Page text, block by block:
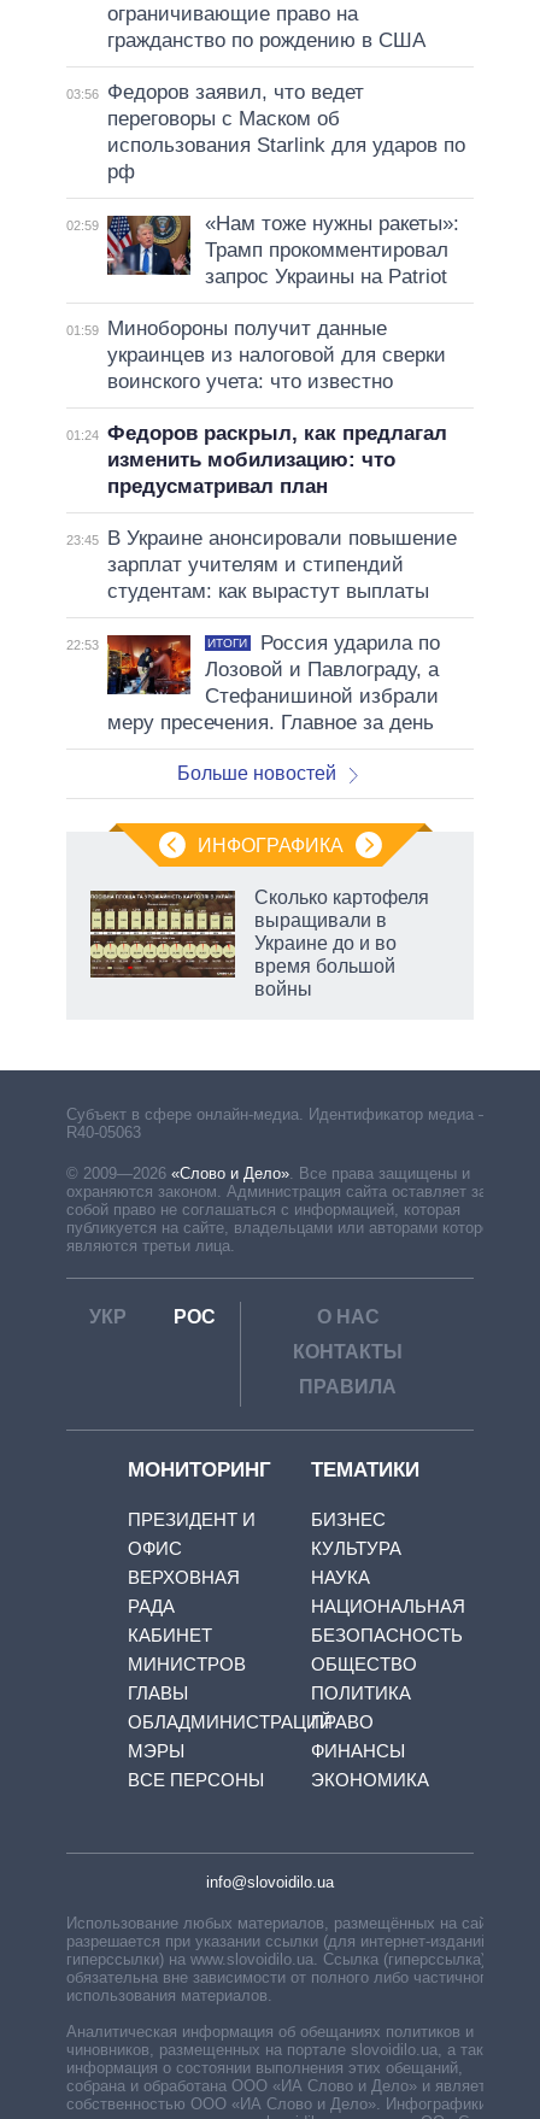
ограничивающие право на
гражданство по рождению в США
03:56
Федоров заявил, что ведет
переговоры с Маском об
использования Starlink для ударов по
рф
02:59
«Нам тоже нужны ракеты»:
Трамп прокомментировал
запрос Украины на Patriot
01:59
Минобороны получит данные
украинцев из налоговой для сверки
воинского учета: что известно
01:24 Федоров раскрыл, как предлагал
изменить мобилизацию: что
предусматривал план
23:45
В Украине анонсировали повышение
зарплат учителям и стипендий
студентам: как вырастут выплаты
22:53 ИТОГИ
Россия ударила по
Лозовой и Павлограду, а
Стефанишиной избрали
меру пресечения. Главное за день
Больше новостей
ИНФОГРАФИКА
Сколько картофеля
выращивали в
Украине до и во
время большой
войны
Субъект в сфере онлайн-медиа. Идентификатор медиа –
R40-05063
© 2009—2026 «Слово и Дело» Все права защищены и
охраняются законом. Администрация сайта оставляет за
собой право не соглашаться с информацией, которая
публикуется на сайте, владельцами или авторами которой
являются третьи лица.
УКР РОС
О НАС
КОНТАКТЫ
ПРАВИЛА
МОНИТОРИНГ
ПРЕЗИДЕНТ И
ОФИС
ВЕРХОВНАЯ
РАДА
КАБИНЕТ
МИНИСТРОВ
ГЛАВЫ
ОБЛАДМИНИСТРАЦИЙ
МЭРЫ
ВСЕ ПЕРСОНЫ
ТЕМАТИКИ
БИЗНЕС
КУЛЬТУРА
НАУКА
НАЦИОНАЛЬНАЯ
БЕЗОПАСНОСТЬ
ОБЩЕСТВО
ПОЛИТИКА
ПРАВО
ФИНАНСЫ
ЭКОНОМИКА
info@slovoidilo.ua
Использование любых материалов, размещённых на сайте,
разрешается при указании ссылки (для интернет-изданий —
гиперссылки) на www.slovoidilo.ua. Ссылка (гиперссылка)
обязательна вне зависимости от полного либо частичного
использования материалов.
Аналитическая информация об обещаниях политиков и
чиновников, размещенных на портале slovoidilo.ua, а также
информация о состоянии выполнения этих обещаний,
собрана и обработана ООО «ИА Слово и Дело» и является
собственностью ООО «ИА Слово и Дело». Инфографики,